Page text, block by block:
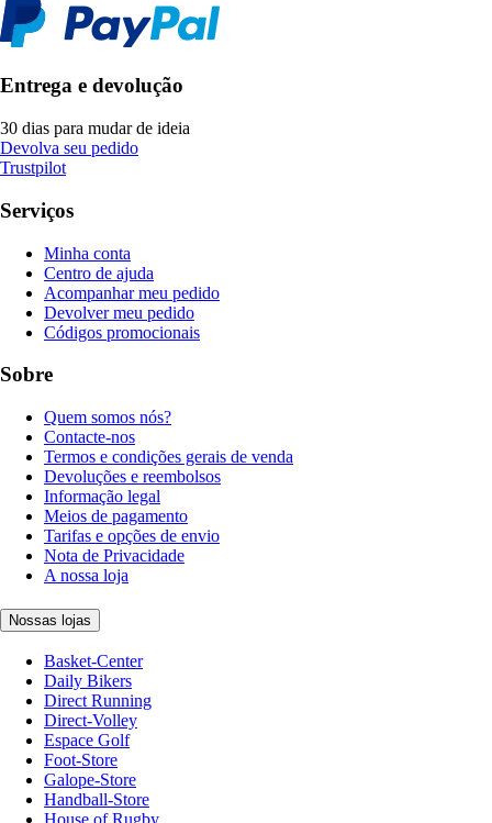
Entrega e devolução
30 dias para mudar de ideia
Devolva seu pedido
Trustpilot
Serviços
Minha conta
Centro de ajuda
Acompanhar meu pedido
Devolver meu pedido
Códigos promocionais
Sobre
Quem somos nós?
Contacte-nos
Termos e condições gerais de venda
Devoluções e reembolsos
Informação legal
Meios de pagamento
Tarifas e opções de envio
Nota de Privacidade
A nossa loja
Nossas lojas
Basket-Center
Daily Bikers
Direct Running
Direct-Volley
Espace Golf
Foot-Store
Galope-Store
Handball-Store